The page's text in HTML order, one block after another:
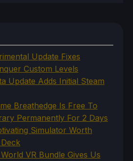
Update Fixes
Custom Levels
Update Adds Initial Steam
Breathedge Is Free To
Permanently For 2 Days
Simulator Worth
VR Bundle Gives Us